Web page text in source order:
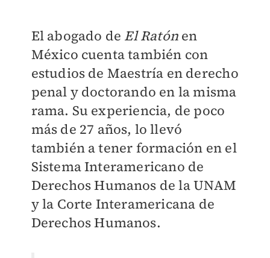
El abogado de El Ratón en
México cuenta también con
estudios de Maestría en derecho
penal y doctorando en la misma
rama. Su experiencia, de poco
más de 27 años, lo llevó
también a tener formación en el
Sistema Interamericano de
Derechos Humanos de la UNAM
y la Corte Interamericana de
Derechos Humanos.